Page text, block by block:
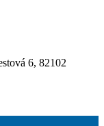
6, 82102